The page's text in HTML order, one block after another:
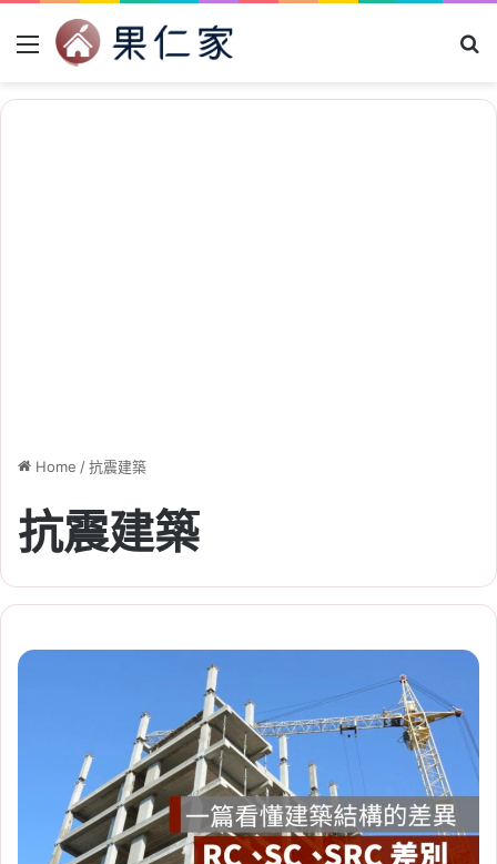
Menu
Home /抗震建築
抗震建築